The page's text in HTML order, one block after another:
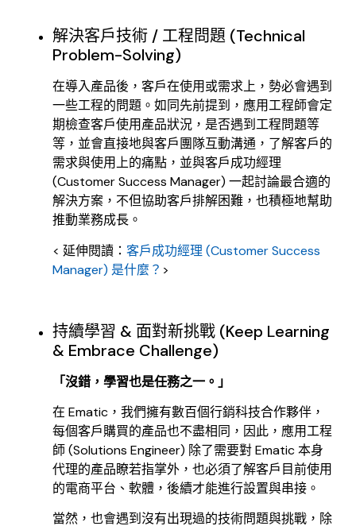
解決客戶技術 / 工程問題 (Technical
Problem-Solving)
在導入產品後，客戶在使用或需求上，勢必會遇到
一些工程的問題。如同先前提到，應用工程師會定
期檢查客戶使用產品狀況，是否遇到工程問題等
等，並會直接地與客戶團隊互動溝通，了解客戶的
需求與使用上的痛點，並與客戶成功經理
(Customer Success Manager) 一起討論最合適的
解決方案，不但協助客戶排解困難，也積極地幫助
推動業務成長。
< 延伸閱讀： 客戶成功經理 (Customer Success
Manager) 是什麼？ >
持續學習 & 面對新挑戰 (Keep Learning
& Embrace Challenge)
「沒錯，學習也是任務之一。」
在 Ematic，我們擁有數百個行銷科技合作夥伴，
每個客戶購買的產品也不盡相同，因此，應用工程
師 (Solutions Engineer) 除了需要對 Ematic 本身
代理的產品瞭若指掌外，也必須了解客戶目前使用
的電商平台、軟體，後續才能進行設置與串接。
當然，也會遇到沒有出現過的技術問題與挑戰，除